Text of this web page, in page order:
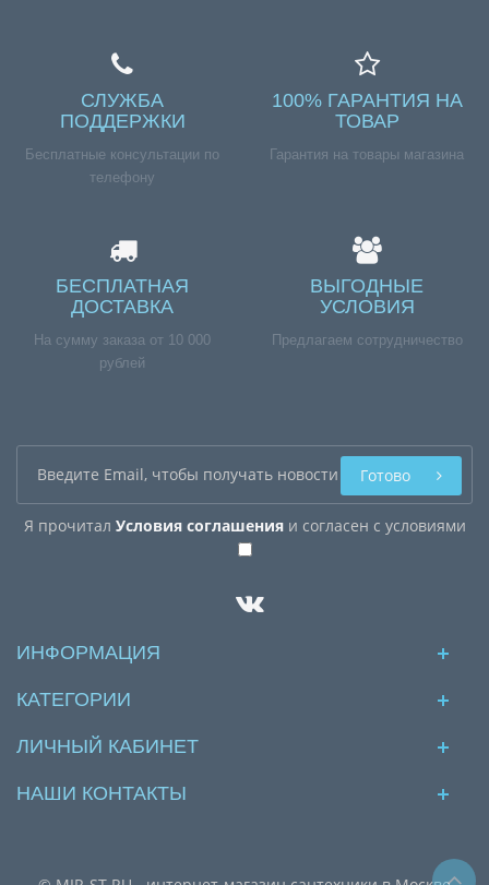
СЛУЖБА
ПОДДЕРЖКИ
Бесплатные консультации по
телефону
100% ГАРАНТИЯ НА
ТОВАР
Гарантия на товары магазина
БЕСПЛАТНАЯ
ДОСТАВКА
На сумму заказа от 10 000
рублей
ВЫГОДНЫЕ
УСЛОВИЯ
Предлагаем сотрудничество
Я прочитал Условия соглашенияи согласен с условиями
Готово
ИНФОРМАЦИЯ
КАТЕГОРИИ
ЛИЧНЫЙ КАБИНЕТ
НАШИ КОНТАКТЫ